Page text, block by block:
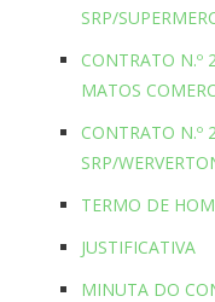
SRP/
CONTRATO N.º
MATOS
CONTRATO N.º
SRP/
TERMO DE
JUSTIFICATIVA
MINUTA DO